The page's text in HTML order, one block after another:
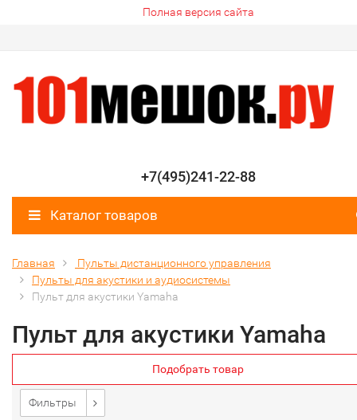
Полная версия сайта
+7(495)241-22-88
Каталог товаров
Главная
Пульты дистанционного управления
Пульты для акустики и аудиосистемы
Пульт для акустики Yamaha
Пульт для акустики Yamaha
Подобрать товар
Фильтры